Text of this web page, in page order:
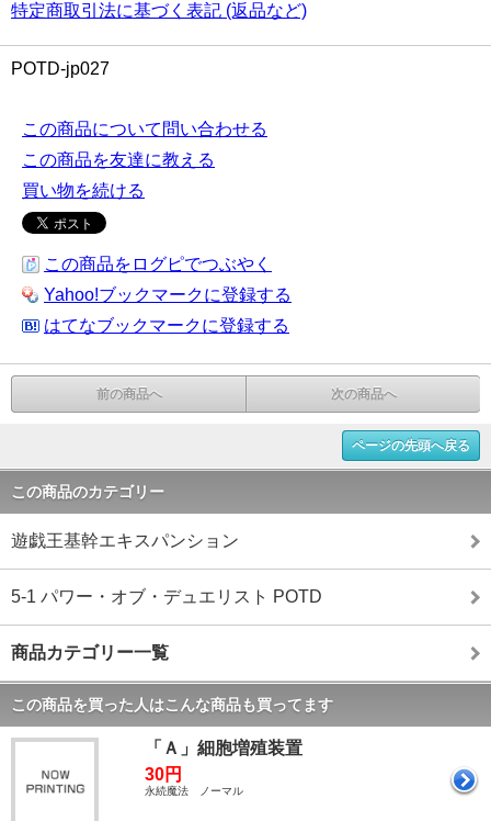
特定商取引法に基づく表記 (返品など)
POTD-jp027
この商品について問い合わせる
この商品を友達に教える
買い物を続ける
この商品をログピでつぶやく
Yahoo!ブックマークに登録する
はてなブックマークに登録する
前の商品へ 次の商品へ
ページの先頭へ戻る
この商品のカテゴリー
遊戯王基幹エキスパンション
5-1 パワー・オブ・デュエリスト POTD
商品カテゴリー一覧
この商品を買った人はこんな商品も買ってます
「Ａ」細胞増殖装置
30円
永続魔法 ノーマル